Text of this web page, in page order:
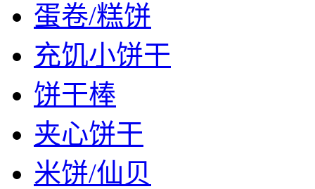
蛋卷/糕饼
充饥小饼干
饼干棒
夹心饼干
米饼/仙贝